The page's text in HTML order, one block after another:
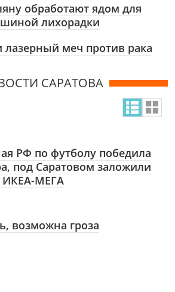
обработают ядом для
лихорадки
лазерный меч против рака
САРАТОВА
РФ по футболу победила
под Саратовом заложили
ИКЕА-МЕГА
возможна гроза